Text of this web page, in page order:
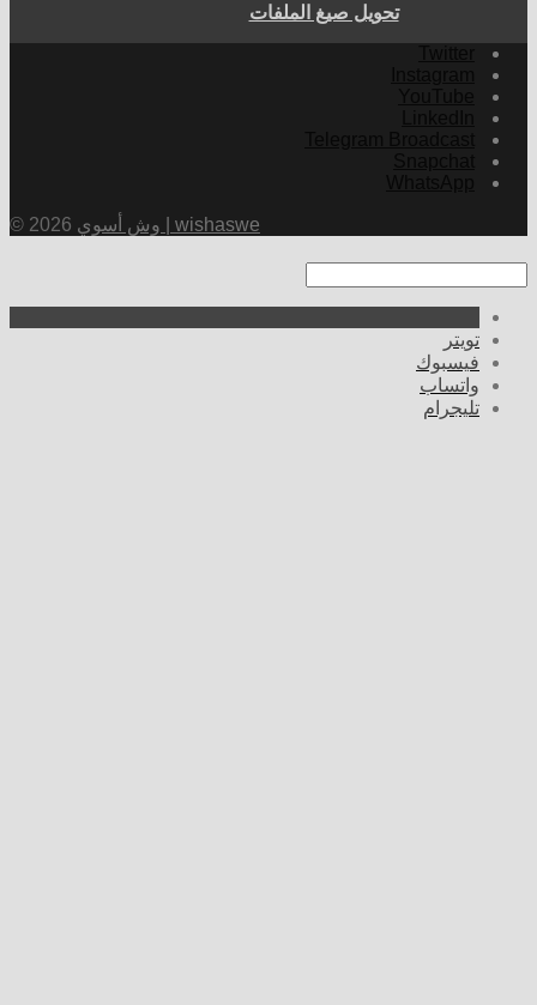
تحويل صيغ الملفات
Twitter
Instagram
YouTube
LinkedIn
Telegram Broadcast
Snapchat
WhatsApp
© 2026 وش أسوي | wishaswe
فيسبوك
واتساب
تليجرام